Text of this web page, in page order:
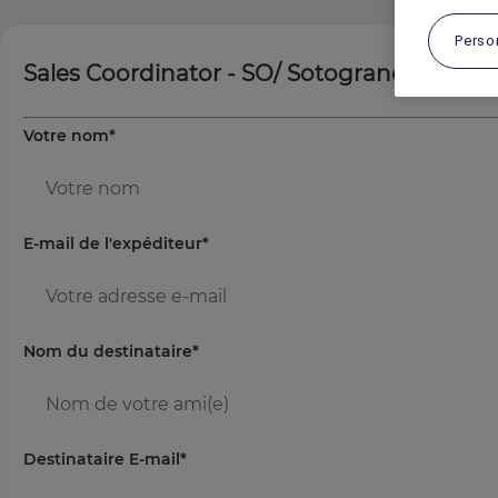
Sales Coordinator - SO/ Sotogrande
Votre nom*
E-mail de l'expéditeur*
Nom du destinataire*
Destinataire E-mail*